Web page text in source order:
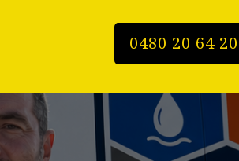
0480 20 64 20